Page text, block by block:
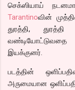
செக்ஸியாய்
Tarantinoவின்
துரத்தி,
வண்டியோட்டுவதை
இயக்குனர்.
படத்தின்
அருமையான